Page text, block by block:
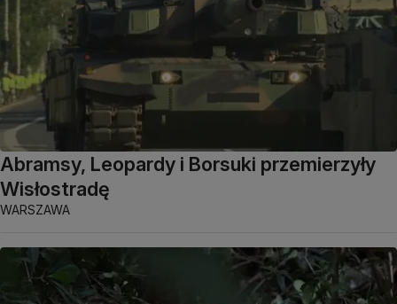
Abramsy, Leopardy i Borsuki przemierzyły
Wisłostradę
WARSZAWA